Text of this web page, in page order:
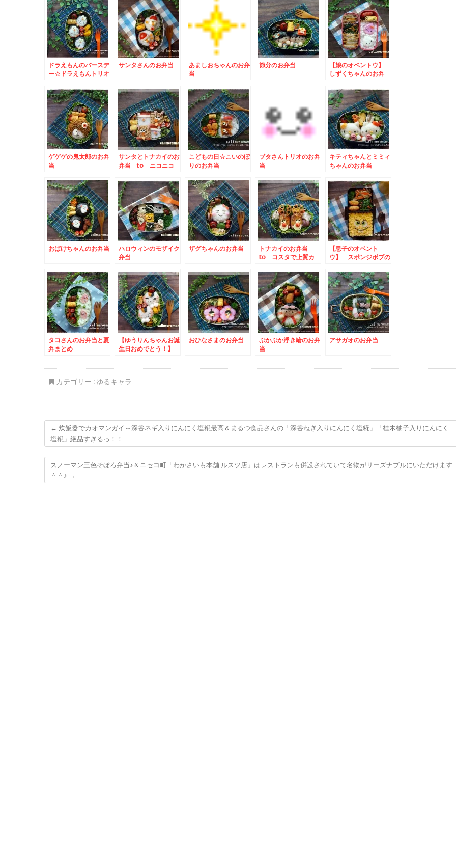
ドラえもんのバースデ
ー☆ドラえもんトリオ
サンタさんのお弁当
あましおちゃんのお弁
当
節分のお弁当
【娘のオベントウ】
しずくちゃんのお弁
ーズ写真投稿キャンペ
ーン
ゲゲゲの鬼太郎のお弁
当
サンタとトナカイのお
弁当 to ニコニコ
ペーン
こどもの日☆こいのぼ
りのお弁当
ブタさんトリオのお弁
当
キティちゃんとミミィ
ちゃんのお弁当
おばけちゃんのお弁当
ハロウィンのモザイク
弁当
ザグちゃんのお弁当
トナカイのお弁当
to コスタで上質カ
ャンペーン
【息子のオベント
ウ】 スポンジボブの
タコさんのお弁当と夏
弁まとめ
【ゆうりんちゃんお誕
生日おめでとう！】
おひなさまのお弁当
ぷかぷか浮き輪のお弁
当
アサガオのお弁当
カテゴリー : ゆるキャラ
← 炊飯器でカオマンガイ～深谷ネギ入りにんにく塩糀最高＆まるつ食品さんの「深谷ねぎ入りにんにく塩糀」「桂木柚子入りにんにく
塩糀」絶品すぎるっ！！
スノーマン三色そぼろ弁当♪＆ニセコ町「わかさいも本舗 ルスツ店」はレストランも併設されていて名物がリーズナブルにいただけます
＾＾♪ →